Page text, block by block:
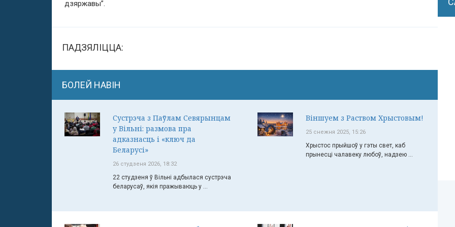
дзяржавы”.
ПАДЗЯЛІЦЦА:
БОЛЕЙ НАВІН
Сустрэча з Паўлам Севярынцам
у Вільні: размова пра
адказнасць і «ключ да
Беларусі»
26 студзеня 2026, 18:32
22 студзеня ў Вільні адбылася сустрэча
беларусаў, якія пражываюць у ...
Віншуем з Раством Хрыстовым!
25 снежня 2025, 15:26
Хрыстос прыйшоў у гэты свет, каб
прынесці чалавеку любоў, надзею ...